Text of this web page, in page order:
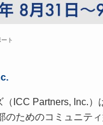
ト
ICC Partners, Inc.）
のためのコミュニテ